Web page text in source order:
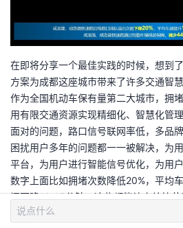
在即将分享一个最佳实践的时候，想到
方案为成都这座城市带来了许多交通智
作为全国机动车保有量第二大城市，拥
用有限交通资源实现精细化、智慧化管
面对的问题，路口信号联网率低，多品
困扰用户多年的问题都一一被解决，为
平台，为用户进行智能信号优化，为用
数字上面比如拥堵次数降低20%，平均
间下降10-15分钟，这些都能让身处快
生活，追求自由，而在应急方面，可以